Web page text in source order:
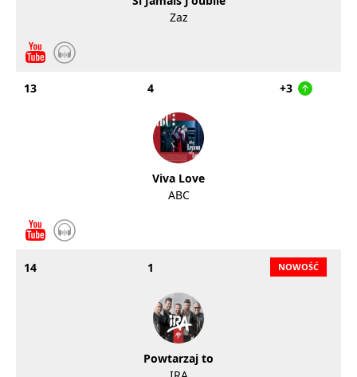
Zaz
13 4 +3
Viva Love
ABC
14 1
Powtarzaj to